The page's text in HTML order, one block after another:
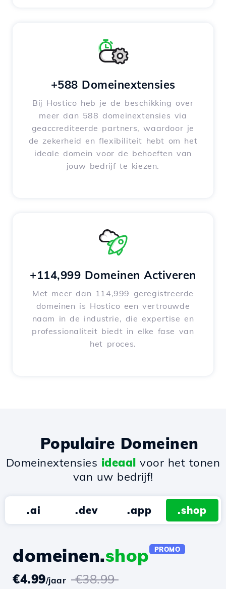
+588 Domeinextensies
Bij Hostico heb je de beschikking over
meer dan 588 domeinextensies via
geaccrediteerde partners, waardoor je
de zekerheid en flexibiliteit hebt om het
ideale domein voor de behoeften van
jouw bedrijf te kiezen.
+114,999 Domeinen Activeren
Met meer dan 114,999 geregistreerde
domeinen is Hostico een vertrouwde
naam in de industrie, die expertise en
professionaliteit biedt in elke fase van
het proces.
Populaire Domeinen
Domeinextensies ideaal voor het tonen
van uw bedrijf!
.ai .dev .app .shop
domeinen.shop PROMO
€4.99/jaar €38.99